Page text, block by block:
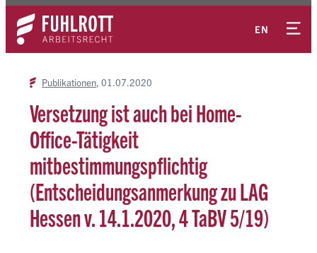
Zum
Inhalt
springen
EN
Kontakt
Publikationen 01.07.2020
Versetzung ist auch bei Home-
Office-Tätigkeit
mitbestimmungspflichtig
(Entscheidungsanmerkung zu LAG
Hessen v. 14.1.2020, 4 TaBV 5/19)